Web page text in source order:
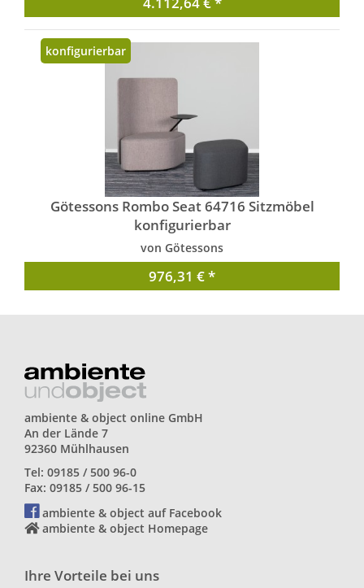
Götessons Rombo Seat 64716 Sitzmöbel
konfigurierbar
von Götessons
konfigurierbar
976,31 € *
ambiente & object online GmbH
An der Lände 7
92360 Mühlhausen
Tel: 09185 / 500 96-0
Fax: 09185 / 500 96-15
ambiente & object auf Facebook
ambiente & object Homepage
Ihre Vorteile bei uns